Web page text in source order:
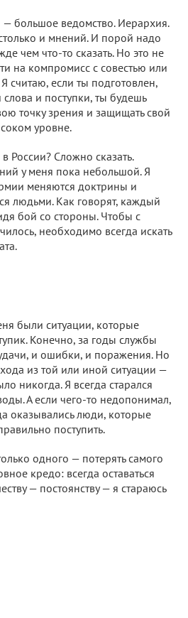
большое ведомство. Иерархия.
и мнений. И порой надо
чем что-то сказать. Но это не
на компромисс с совестью или
считаю, если ты подготовлен,
слова и поступки, ты будешь
точку зрения и защищать свой
уровне.
России? Сложно сказать.
у меня пока небольшой. Я
меняются доктрины и
людьми. Как говорят, каждый
бой со стороны. Чтобы с
необходимо всегда искать
были ситуации, которые
Конечно, за годы службы
и ошибки, и поражения. Но
из той или иной ситуации —
никогда. Я всегда старался
А если чего-то недопонимал,
оказывались люди, которые
поступить.
одного — потерять самого
кредо: всегда оставаться
— постоянству — я стараюсь